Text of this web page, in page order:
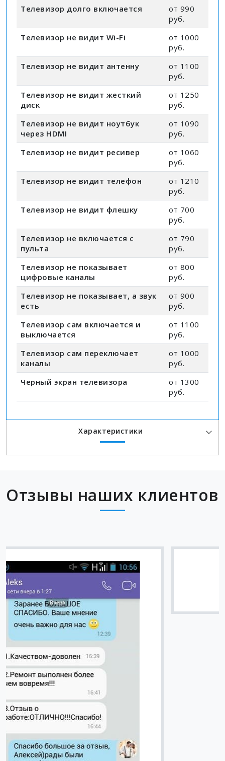
Телевизор долго включается
от 990
руб.
Телевизор не видит Wi-Fi
от 1000
руб.
Телевизор не видит антенну
от 1100
руб.
Телевизор не видит жесткий
диск
от 1250
руб.
Телевизор не видит ноутбук
через HDMI
от 1090
руб.
Телевизор не видит ресивер
от 1060
руб.
Телевизор не видит телефон
от 1210
руб.
Телевизор не видит флешку
от 700
руб.
Телевизор не включается с
пульта
от 790
руб.
Телевизор не показывает
цифровые каналы
от 800
руб.
Телевизор не показывает, а звук
есть
от 900
руб.
Телевизор сам включается и
выключается
от 1100
руб.
Телевизор сам переключает
каналы
от 1000
руб.
Черный экран телевизора
от 1300
руб.
Характеристики
Отзывы наших клиентов
Вячеслав